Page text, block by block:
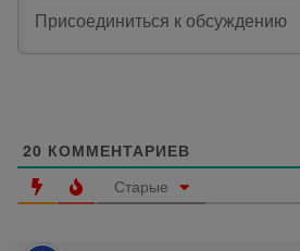
20 КОММЕНТАРИЕВ
Старые